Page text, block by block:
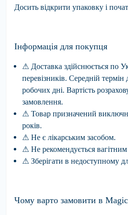
Досить відкрити упаковку і
Інформація для покупця
⚠ Доставка здійснюється по
перевізників. Середній термін
робочих дні. Вартість
замовлення.
⚠ Товар призначений
років.
⚠ Не є лікарським засобом.
⚠ Не рекомендується вагітним
⚠ Зберігати в недоступному
Чому варто замовити в